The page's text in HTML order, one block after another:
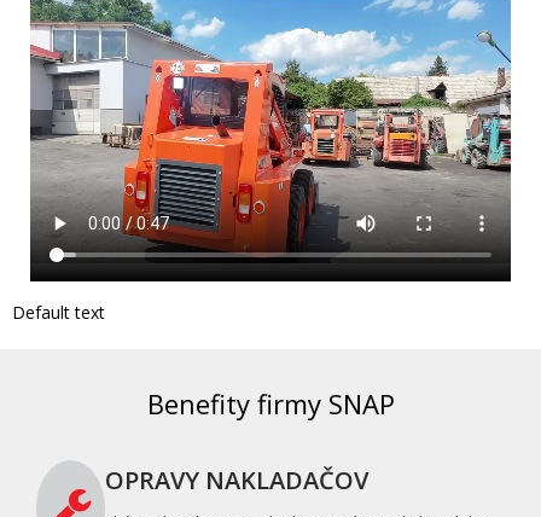
Default text
Benefity firmy SNAP
OPRAVY NAKLADAČOV